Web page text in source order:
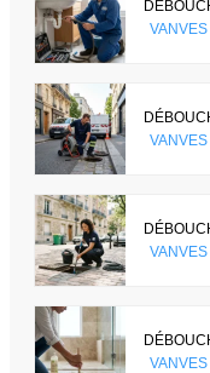
VANVES
VANVES
VANVES
VANVES